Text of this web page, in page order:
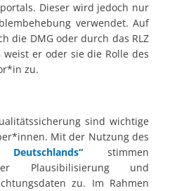
Dieser wird jedoch nur
verwendet. Auf
die DMG oder durch das RLZ
er oder sie die Rolle des
zu.
sind wichtige
Mit der Nutzung des
stimmen
Plausibilisierung und
zu. Im Rahmen